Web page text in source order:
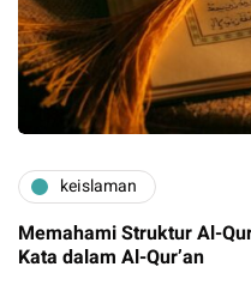
keislaman
Memahami Struktur Al-
Kata dalam Al-Qur’an